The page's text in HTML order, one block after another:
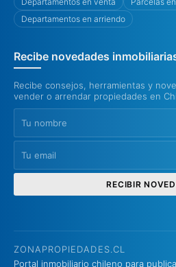
Departamentos en arriendo
Recibe novedades
Recibe consejos, herramientas y
vender o arrendar propiedades en
RECIBIR
ZONAPROPIEDADES.CL
Portal inmobiliario chileno para